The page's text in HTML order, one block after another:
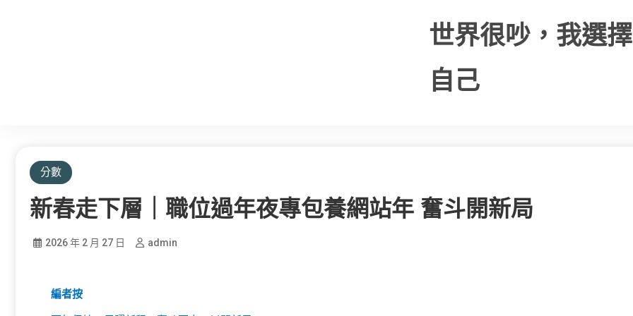
世界很吵，我選
自己
分數
新春走下層｜職位過年夜專包養網站年 奮斗開新局
2026 年 2 月 27 日 admin
編者按